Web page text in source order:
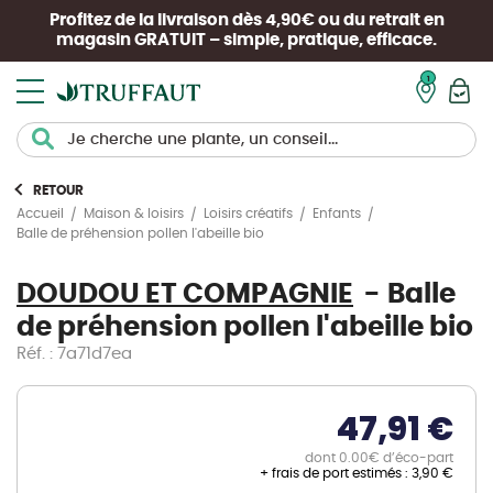
Profitez de la livraison dès 4,90€ ou du retrait en
magasin GRATUIT – simple, pratique, efficace.
RETOUR
Accueil
Maison & loisirs Loisirs créatifs
Enfants
Balle de préhension pollen l'abeille bio
DOUDOU ET COMPAGNIE
Balle
de préhension pollen l'abeille bio
Réf. : 7a71d7ea
47,91 €
dont 0.00€ d’éco-part
+ frais de port estimés : 3,90 €